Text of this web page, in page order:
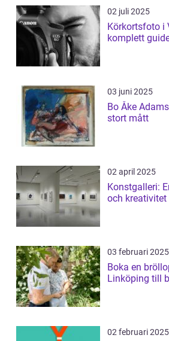
02 juli 2025
Körkortsfoto i
komplett
03 juni 2025
Bo Åke
stort mått
02 april 2025
Konstgalleri:
och kreativitet
03 februari 2025
Boka en
Linköping till
02 februari 2025